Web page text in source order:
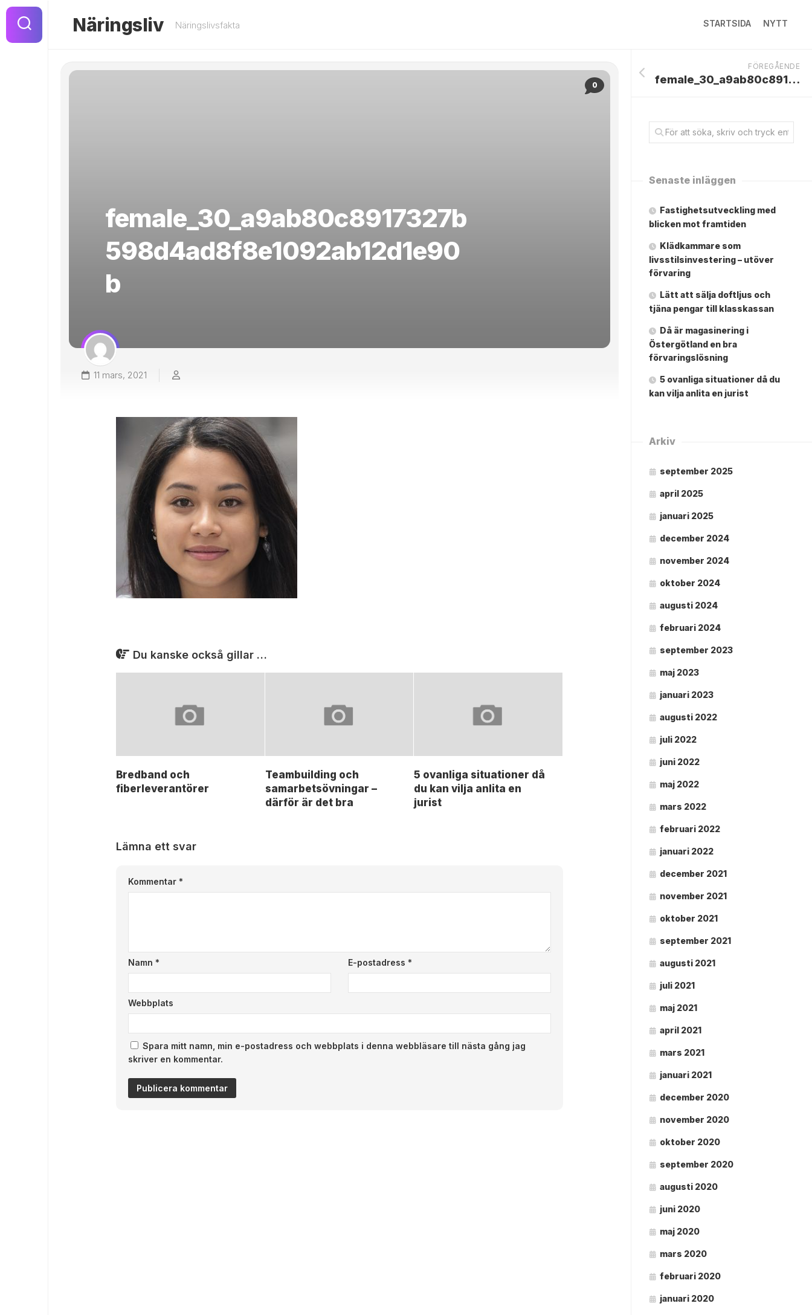
Hoppa
innehåll
Näringsliv Näringslivsfakta STARTSIDA NYTT
0
female_30_a9ab80c8917327b
598d4ad8f8e1092ab12d1e90
b
11 mars, 2021
Du kanske också gillar …
Bredband och
fiberleverantörer
Teambuilding och
samarbetsövningar –
därför är det bra
5 ovanliga situationer då
du kan vilja anlita en
jurist
Lämna ett svar
Kommentar *
Namn * E-postadress *
Webbplats
Spara mitt namn, min e-postadress och webbplats i denna webbläsare till nästa gång jag
skriver en kommentar.
FÖREGÅENDE
female_30_a9ab80c8917327b598d4ad8f8e1092ab12d1e90b
Senaste inläggen
Fastighetsutveckling med
blicken mot framtiden
Klädkammare som
livsstilsinvestering – utöver
förvaring
Lätt att sälja doftljus och
tjäna pengar till klasskassan
Då är magasinering i
Östergötland en bra
förvaringslösning
5 ovanliga situationer då du
kan vilja anlita en jurist
Arkiv
september 2025
april 2025
januari 2025
december 2024
november 2024
oktober 2024
augusti 2024
februari 2024
september 2023
maj 2023
januari 2023
augusti 2022
juli 2022
juni 2022
maj 2022
mars 2022
februari 2022
januari 2022
december 2021
november 2021
oktober 2021
september 2021
augusti 2021
juli 2021
maj 2021
april 2021
mars 2021
januari 2021
december 2020
november 2020
oktober 2020
september 2020
augusti 2020
juni 2020
maj 2020
mars 2020
februari 2020
januari 2020